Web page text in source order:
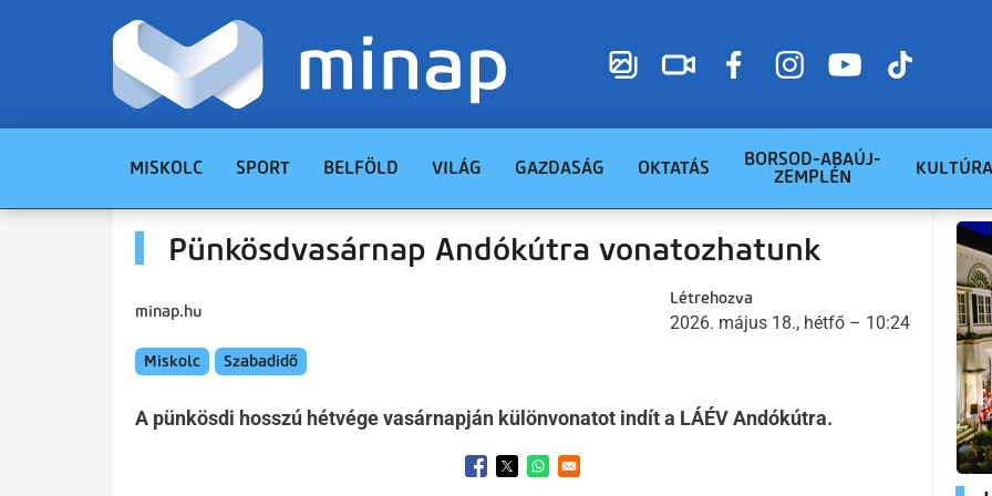
MISKOLC SPORT BELFÖLD VILÁG GAZDASÁG OKTATÁS
BORSOD-ABAÚJ-
ZEMPLÉN
KULTÚRA
Pünkösdvasárnap Andókútra vonatozhatunk
minap.hu
Létrehozva
2026. május 18., hétfő – 10:24
Miskolc Szabadidő
A pünkösdi hosszú hétvége vasárnapján különvonatot indít a LÁÉV Andókútra.
Opens in a new window
Opens in a new window
Opens in a new window